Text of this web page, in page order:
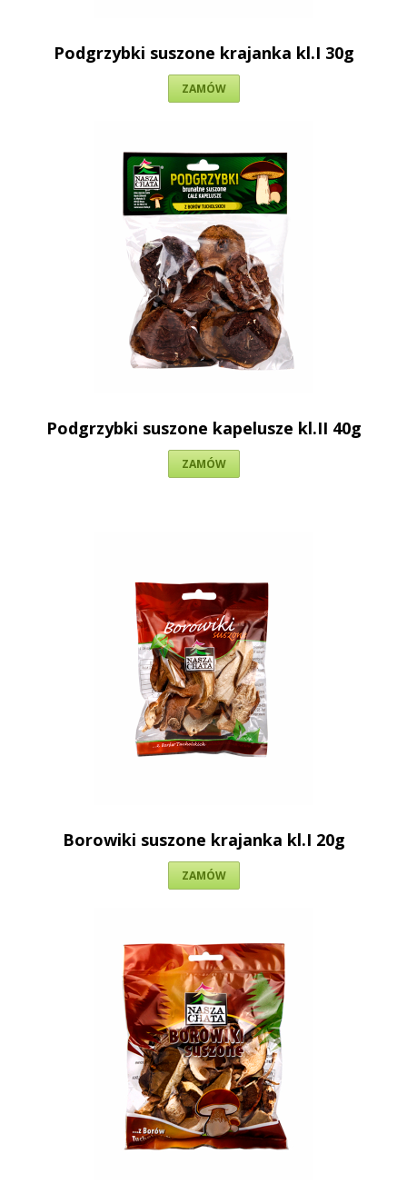
Podgrzybki suszone krajanka kl.I 30g
ZAMÓW
Podgrzybki suszone kapelusze kl.II 40g
ZAMÓW
Borowiki suszone krajanka kl.I 20g
ZAMÓW